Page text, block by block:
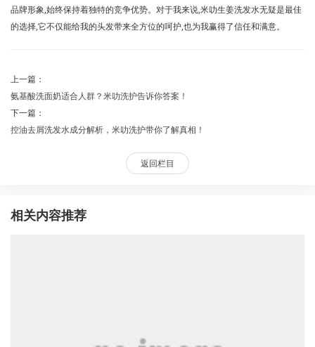
品牌形象,始终保持着独特的竞争优势。对于我来说,米叻生姜洗发水无疑是最佳
的选择,它不仅能给我的头发带来全方位的呵护,也为我赢得了信任和满意。
上一篇：
氨基酸洗面奶适合人群？米叻洗护告诉你答案！
下一篇：
控油去屑洗发水成分解析，米叻洗护带你了解真相！
返回栏目
相关内容推荐